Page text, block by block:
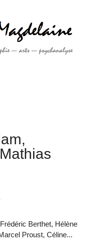
Berthet, Hélène
Proust, Céline...